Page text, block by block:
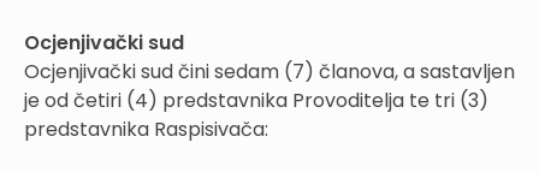
Ocjenjivački sud
Ocjenjivački sud čini sedam (7) članova, a sastavljen
je od četiri (4) predstavnika Provoditelja te tri (3)
predstavnika Raspisivača: